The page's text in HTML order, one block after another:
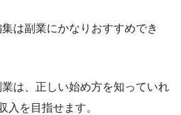
は副業にかなりおすすめでき
は、正しい始め方を知っていれ
入を目指せます。